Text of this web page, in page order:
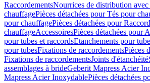
RaccordementsNourrices de distribution
chauffagePièces détachées pour Tés pour
pour chauffagePièces détachées pour
chauffageAccessoiresPièces détachées pour
pour tubes et raccordsEtanchements pour
pour tubesFixations de raccordementsPièces
Fixations de raccordementsJoints d'étanchéité
assemblages à brideGeberit Mapress Acier
Mapress Acier InoxydablePièces détachées